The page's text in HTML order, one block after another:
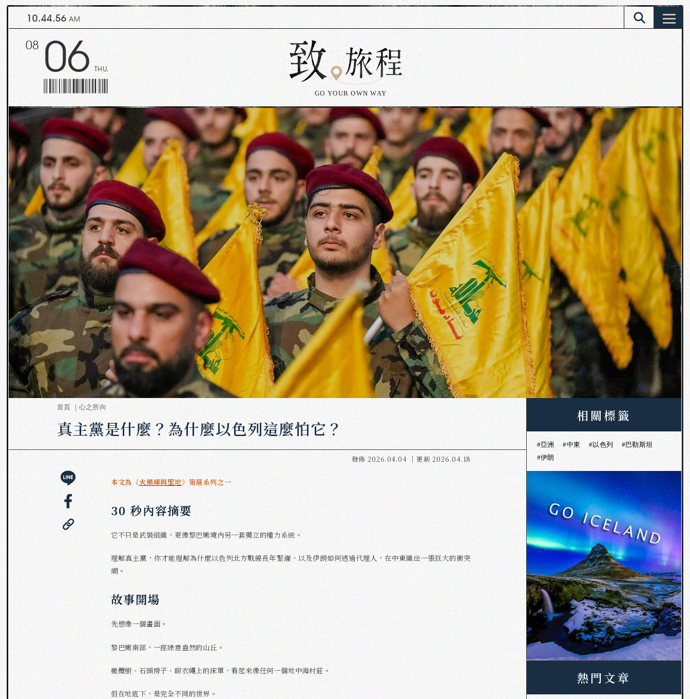
10.45.01 AM
08 06 THU.
GO YOUR OWN WAY
首頁 ｜ 心之所向
真主黨是什麼？為什麼以色列這麼怕它？
發佈2026.04.04 ｜更新 2026.04.18
本文為《火藥庫與聖地》策展系列之一
30 秒內容摘要
它不只是武裝組織，更像黎巴嫩境內另一套獨立的權力系統。
理解真主黨，你才能理解為什麼以色列北方戰線長年緊繃，以及伊朗如何透過代理人，在中東織出一張巨大的衝突
網。
故事開場
先想像一個畫面。
黎巴嫩南部，一座綠意盎然的山丘。
橄欖樹、石頭房子、晾衣繩上的床單，看起來像任何一個地中海村莊。
但在地底下，是完全不同的世界。
相關標籤
#亞洲 #中東 #以色列
#巴勒斯坦
#伊朗
熱門文章